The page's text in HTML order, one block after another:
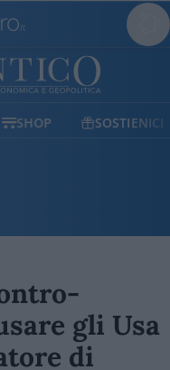
SHOP SOSTIENICI
gli Usa
di